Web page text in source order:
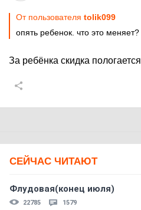
От пользователя tolik099
опять ребенок. что это меняет?
За ребёнка скидка пологается
СЕЙЧАС ЧИТАЮТ
Флудовая(конец июля)
22785 1579